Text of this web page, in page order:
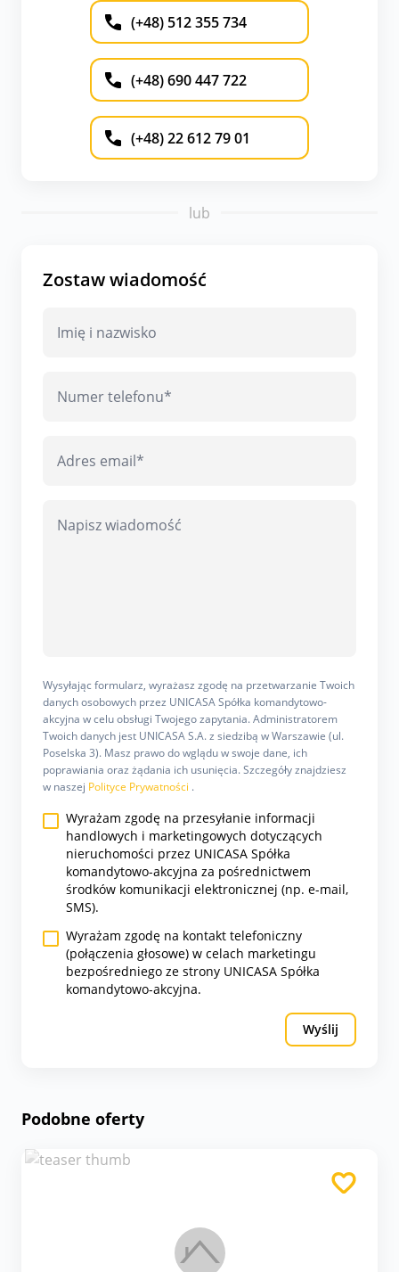
(+48) 512 355 734
(+48) 690 447 722
(+48) 22 612 79 01
lub
Zostaw wiadomość
Wysyłając formularz, wyrażasz zgodę na przetwarzanie Twoich
danych osobowych przez UNICASA Spółka komandytowo-
akcyjna w celu obsługi Twojego zapytania. Administratorem
Twoich danych jest UNICASA S.A. z siedzibą w Warszawie (ul.
Poselska 3). Masz prawo do wglądu w swoje dane, ich
poprawiania oraz żądania ich usunięcia. Szczegóły znajdziesz
w naszej Polityce Prywatności .
Wyrażam zgodę na przesyłanie informacji
handlowych i marketingowych dotyczących
nieruchomości przez UNICASA Spółka
komandytowo-akcyjna za pośrednictwem
środków komunikacji elektronicznej (np. e-mail,
SMS).
Wyrażam zgodę na kontakt telefoniczny
(połączenia głosowe) w celach marketingu
bezpośredniego ze strony UNICASA Spółka
komandytowo-akcyjna.
Wyślij
Podobne oferty